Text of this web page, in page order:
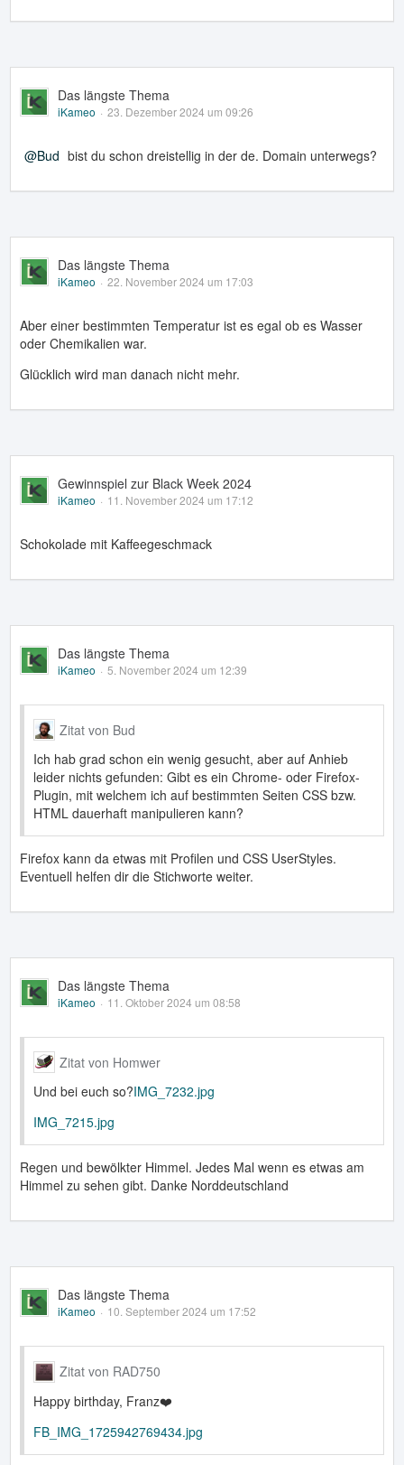
Das längste Thema
iKameo 23. Dezember 2024 um 09:26
Bud bist du schon dreistellig in der de. Domain unterwegs?
Das längste Thema
iKameo 22. November 2024 um 17:03
Aber einer bestimmten Temperatur ist es egal ob es Wasser
oder Chemikalien war.
Glücklich wird man danach nicht mehr.
Gewinnspiel zur Black Week 2024
iKameo 11. November 2024 um 17:12
Schokolade mit Kaffeegeschmack
Das längste Thema
iKameo 5. November 2024 um 12:39
Zitat von Bud
Ich hab grad schon ein wenig gesucht, aber auf Anhieb
leider nichts gefunden: Gibt es ein Chrome- oder Firefox-
Plugin, mit welchem ich auf bestimmten Seiten CSS bzw.
HTML dauerhaft manipulieren kann?
Firefox kann da etwas mit Profilen und CSS UserStyles.
Eventuell helfen dir die Stichworte weiter.
Das längste Thema
iKameo 11. Oktober 2024 um 08:58
Zitat von Homwer
Und bei euch so?IMG_7232.jpg
IMG_7215.jpg
Regen und bewölkter Himmel. Jedes Mal wenn es etwas am
Himmel zu sehen gibt. Danke Norddeutschland
Das längste Thema
iKameo 10. September 2024 um 17:52
Zitat von RAD750
Happy birthday, Franz❤️
FB_IMG_1725942769434.jpg